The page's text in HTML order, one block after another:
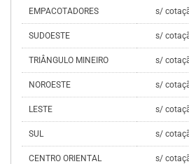
EMPACOTADORES s/
SUDOESTE s/
TRIÂNGULO MINEIRO s/
NOROESTE s/
LESTE s/
SUL s/
CENTRO ORIENTAL s/